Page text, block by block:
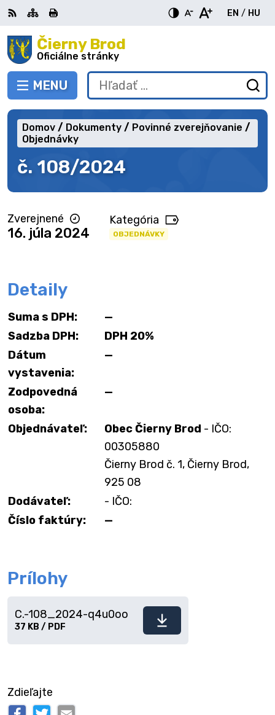
Preskočiť
na
obsah Čierny Brod
Oficiálne stránky
PREPNÚŤ
MENU
RSS MapaTlačiť
EN
English
/ HU
Hľadať:
č. 108/2024
Domov Dokumenty
Povinné zverejňovanie
Objednávky
Zverejnené
16. júla 2024
Kategória
OBJEDNÁVKY
Detaily
Suma s DPH:
—
Sadzba DPH:
DPH 20%
Dátum
vystavenia:
—
Zodpovedná
osoba:
—
Objednávateľ: Obec Čierny Brod - IČO:
00305880
Čierny Brod č. 1, Čierny Brod,
925 08
Dodávateľ:
- IČO:
Číslo faktúry:
—
Prílohy
Stiahnuť
C.-108_2024-q4u0oo
37 KB / PDF
Zdieľajte